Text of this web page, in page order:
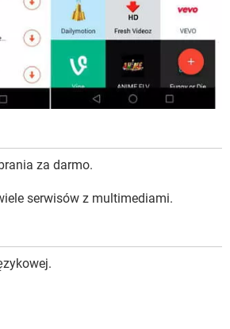
za darmo.
serwisów z multimediami.